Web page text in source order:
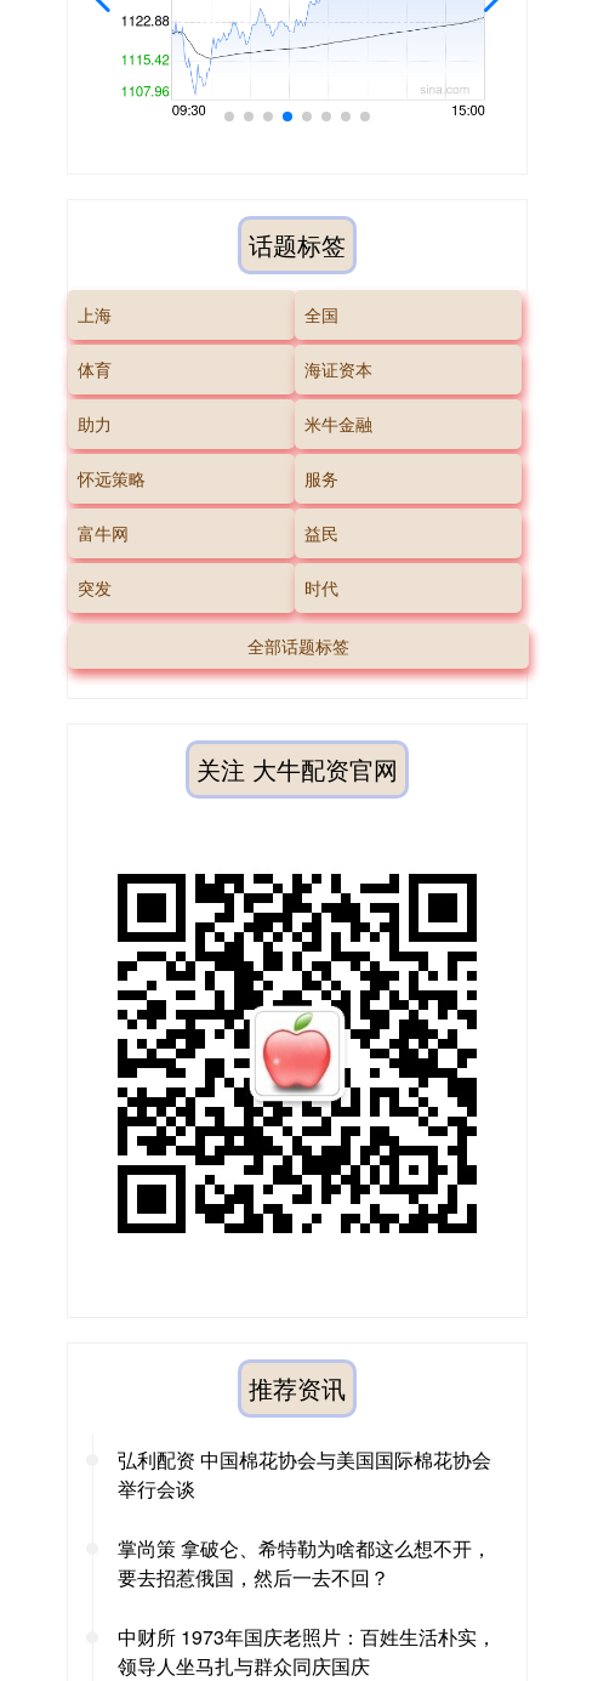
话题标签
上海 全国
体育 海证资本
助力 米牛金融
怀远策略 服务
富牛网 益民
突发 时代
全部话题标签
关注 大牛配资官网
推荐资讯
弘利配资 中国棉花协会与美国国际棉花协会
举行会谈
掌尚策 拿破仑、希特勒为啥都这么想不开，
要去招惹俄国，然后一去不回？
中财所 1973年国庆老照片：百姓生活朴实，
领导人坐马扎与群众同庆国庆